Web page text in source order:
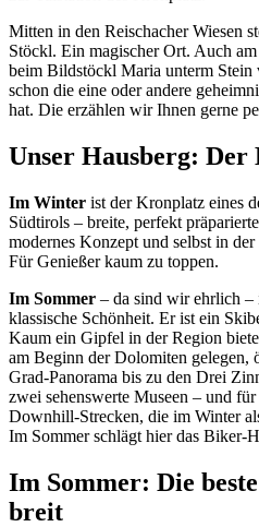
Mitten in den Reischacher Wiesen
Stöckl. Ein magischer Ort. Auch
beim Bildstöckl Maria unterm Stein
schon die eine oder andere
hat. Die erzählen wir Ihnen gerne
Unser Hausberg:
Im Winter ist der Kronplatz eines
Südtirols – breite, perfekt
modernes Konzept und selbst in
Für Genießer kaum zu toppen.
Im Sommer – da sind wir ehrlich
klassische Schönheit. Er ist ein
Kaum ein Gipfel in der Region
am Beginn der Dolomiten gelegen,
Grad-Panorama bis zu den Drei
zwei sehenswerte Museen – und
Downhill-Strecken, die im Winter
Im Sommer schlägt hier das Biker-
Im Sommer: Die
breit